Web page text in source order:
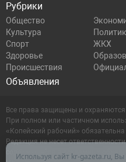
15:00Челябинская область
очередную партию куриных
14:00В Копейске запустили
13:00В Копейске оживили
юных читателей
Рубрики
Общество
Культура
Спорт
ЖКХ
Здоровье
Происшествия
Объявления
Все права защищены и
При полном или частичном
«Копейский рабочий» обязательна
Редакция не несет
содержащейся в рекламных
Используя сайт kr-gazeta.ru,